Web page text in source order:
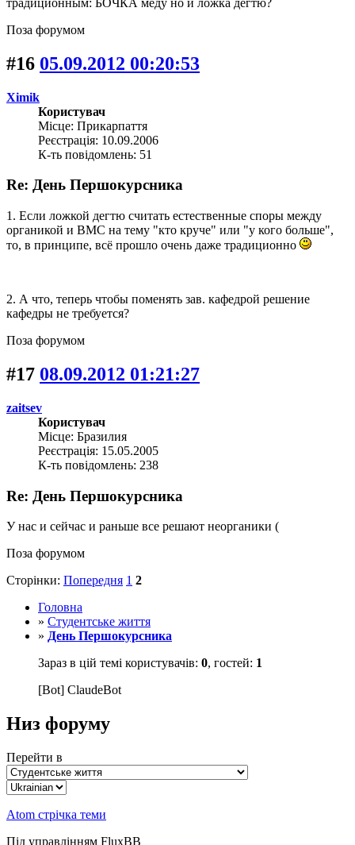
традиционным: БОЧКА меду но и ложка дегтю?
Поза форумом
#16 05.09.2012 00:20:53
Ximik
Користувач
Місце: Прикарпаття
Реєстрація: 10.09.2006
К-ть повідомлень: 51
Re: День Першокурсника
1. Если ложкой дегтю считать естественные споры между
органикой и ВМС на тему "кто круче" или "у кого больше",
то, в принципе, всё прошло очень даже традиционно
2. А что, теперь чтобы поменять зав. кафедрой решение
кафедры не требуется?
Поза форумом
#17 08.09.2012 01:21:27
zaitsev
Користувач
Місце: Бразилия
Реєстрація: 15.05.2005
К-ть повідомлень: 238
Re: День Першокурсника
У нас и сейчас и раньше все решают неорганики (
Поза форумом
Сторінки: Попередня 1 2
Головна
» Студентське життя
» День Першокурсника
Зараз в цій темі користувачів: 0, гостей: 1
[Bot] ClaudeBot
Низ форуму
Перейти в
Atom стрічка теми
Під управлінням FluxBB